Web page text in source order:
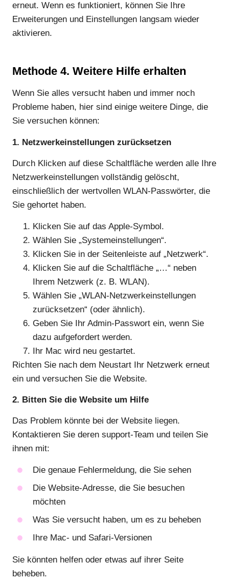
erneut. Wenn es funktioniert, können Sie Ihre
Erweiterungen und Einstellungen langsam wieder
aktivieren.
Methode 4. Weitere Hilfe erhalten
Wenn Sie alles versucht haben und immer noch
Probleme haben, hier sind einige weitere Dinge, die
Sie versuchen können:
1. Netzwerkeinstellungen zurücksetzen
Durch Klicken auf diese Schaltfläche werden alle Ihre
Netzwerkeinstellungen vollständig gelöscht,
einschließlich der wertvollen WLAN-Passwörter, die
Sie gehortet haben.
Klicken Sie auf das Apple-Symbol.
Wählen Sie „Systemeinstellungen“.
Klicken Sie in der Seitenleiste auf „Netzwerk“.
Klicken Sie auf die Schaltfläche „…“ neben
Ihrem Netzwerk (z. B. WLAN).
Wählen Sie „WLAN-Netzwerkeinstellungen
zurücksetzen“ (oder ähnlich).
Geben Sie Ihr Admin-Passwort ein, wenn Sie
dazu aufgefordert werden.
Ihr Mac wird neu gestartet.
Richten Sie nach dem Neustart Ihr Netzwerk erneut
ein und versuchen Sie die Website.
2. Bitten Sie die Website um Hilfe
Das Problem könnte bei der Website liegen.
Kontaktieren Sie deren support-Team und teilen Sie
ihnen mit:
Die genaue Fehlermeldung, die Sie sehen
Die Website-Adresse, die Sie besuchen
möchten
Was Sie versucht haben, um es zu beheben
Ihre Mac- und Safari-Versionen
Sie könnten helfen oder etwas auf ihrer Seite
beheben.